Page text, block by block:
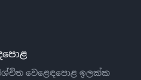
වෙළෙඳපොළ ඉලක්ක